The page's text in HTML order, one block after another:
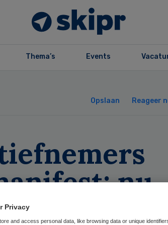
Thema’s Events
Opslaan Reageer
nu
Privacy
and access personal data, like browsing data or unique